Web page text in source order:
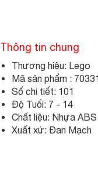
Thông tin chung
Thương hiệu: Lego
Mã sản phẩm :
Số chi tiết: 101
Độ Tuổi: 7 - 14
Chất liệu: Nhựa ABS
Xuất xứ: Đan Mạch